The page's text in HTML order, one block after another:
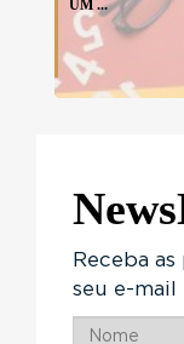
UM ...
Receba
seu e-mail